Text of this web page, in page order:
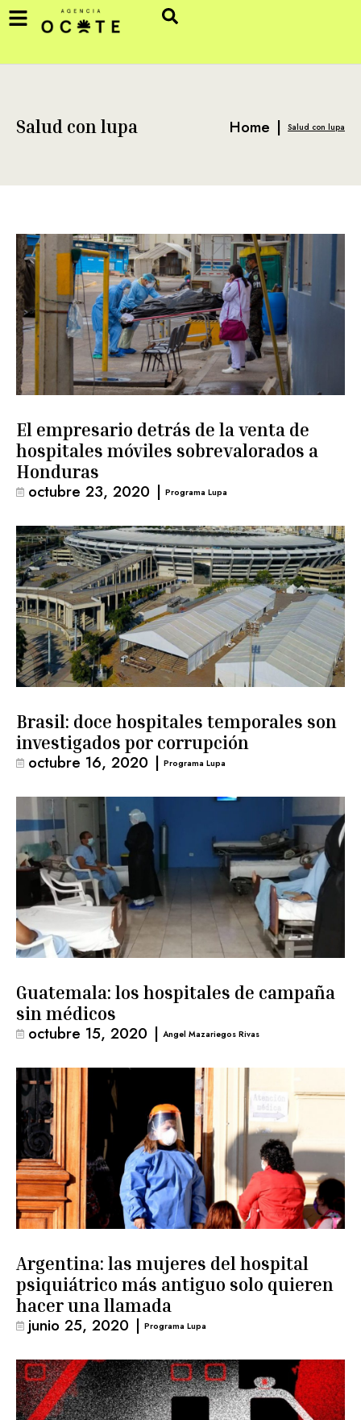
Salud con lupa Home | Salud con lupa
El empresario detrás de la venta de
hospitales móviles sobrevalorados a
Honduras
octubre 23, 2020 | Programa Lupa
Brasil: doce hospitales temporales son
investigados por corrupción
octubre 16, 2020 | Programa Lupa
Guatemala: los hospitales de campaña
sin médicos
octubre 15, 2020 | Angel Mazariegos Rivas
Argentina: las mujeres del hospital
psiquiátrico más antiguo solo quieren
hacer una llamada
junio 25, 2020 | Programa Lupa